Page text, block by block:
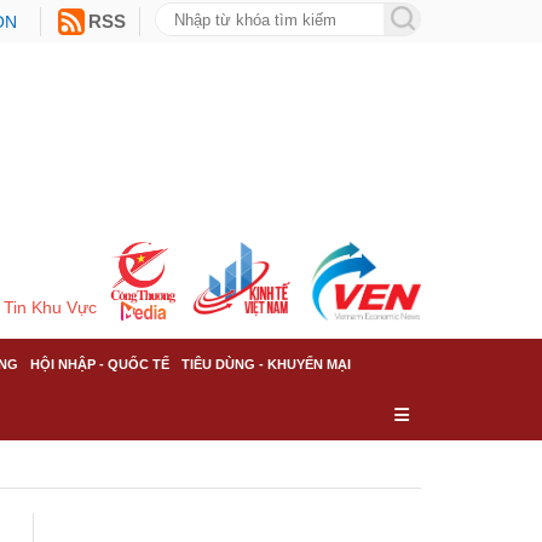
RSS
Tin Khu Vực
HỘI NHẬP - QUỐC TẾ TIÊU DÙNG - KHUYẾN MẠI